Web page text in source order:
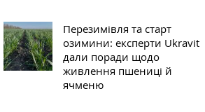
Перезимівля та старт
озимини: експерти Ukravit
дали поради щодо
живлення пшениці й
ячменю